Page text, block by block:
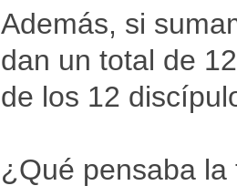
Además, si
dan un total de
de los 12
¿Qué pensaba